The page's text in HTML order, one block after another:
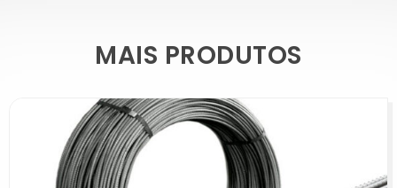
MAIS PRODUTOS